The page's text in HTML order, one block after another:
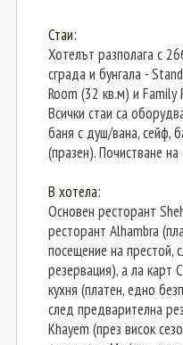
Стаи:
Хотелът разполага с
сграда и бунгала -
Room (32 кв.м) и Family
Всички стаи са
баня с душ/вана, сейф,
(празен). Почистване
В хотела:
Основен ресторант
ресторант Alhambra
посещение на престой,
резервация), а ла карт
кухня (платен, едно
след предварителна
Khayem (през висок